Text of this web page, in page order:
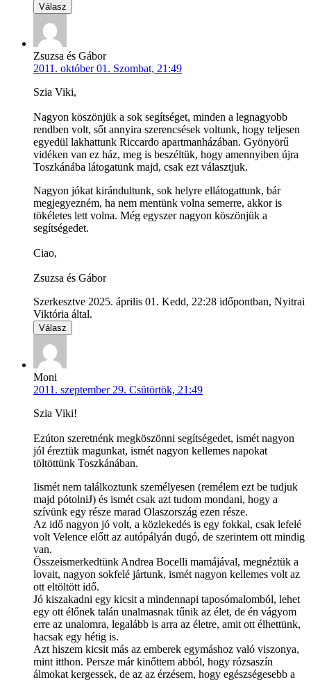
Válasz
Zsuzsa és Gábor
2011. október 01. Szombat, 21:49
Szia Viki,
Nagyon köszönjük a sok segítséget, minden a legnagyobb
rendben volt, sőt annyira szerencsések voltunk, hogy teljesen
egyedül lakhattunk Riccardo apartmanházában. Gyönyörű
vidéken van ez ház, meg is beszéltük, hogy amennyiben újra
Toszkánába látogatunk majd, csak ezt választjuk.
Nagyon jókat kirándultunk, sok helyre ellátogattunk, bár
megjegyezném, ha nem mentünk volna semerre, akkor is
tökéletes lett volna. Még egyszer nagyon köszönjük a
segítségedet.
Ciao,
Zsuzsa és Gábor
Szerkesztve 2025. április 01. Kedd, 22:28 időpontban, Nyitrai
Viktória által.
Válasz
Moni
2011. szeptember 29. Csütörtök, 21:49
Szia Viki!
Ezúton szeretnénk megköszönni segítségedet, ismét nagyon
jól éreztük magunkat, ismét nagyon kellemes napokat
töltöttünk Toszkánában.
Iismét nem találkoztunk személyesen (remélem ezt be tudjuk
majd pótolniJ) és ismét csak azt tudom mondani, hogy a
szívünk egy része marad Olaszország ezen része.
Az idő nagyon jó volt, a közlekedés is egy fokkal, csak lefelé
volt Velence előtt az autópályán dugó, de szerintem ott mindig
van.
Összeismerkedtünk Andrea Bocelli mamájával, megnéztük a
lovait, nagyon sokfelé jártunk, ismét nagyon kellemes volt az
ott eltöltött idő.
Jó kiszakadni egy kicsit a mindennapi taposómalomból, lehet
egy ott élőnek talán unalmasnak tűnik az élet, de én vágyom
erre az unalomra, legalább is arra az életre, amit ott élhettünk,
hacsak egy hétig is.
Azt hiszem kicsit más az emberek egymáshoz való viszonya,
mint itthon. Persze már kinőttem abból, hogy rózsaszín
álmokat kergessek, de az az érzésem, hogy egészségesebb a